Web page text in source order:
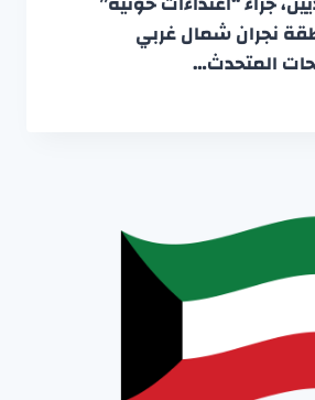
نجران شمال غربي
المتحدث…